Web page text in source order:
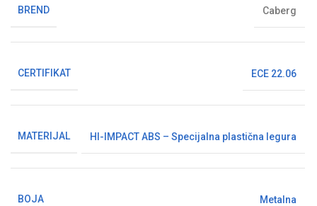
BREND Caberg
CERTIFIKAT ECE 22.06
MATERIJAL HI-IMPACT ABS – Specijalna plastična legura
BOJA Metalna